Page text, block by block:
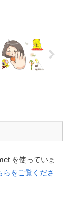
を使っていま
らをご覧くださ